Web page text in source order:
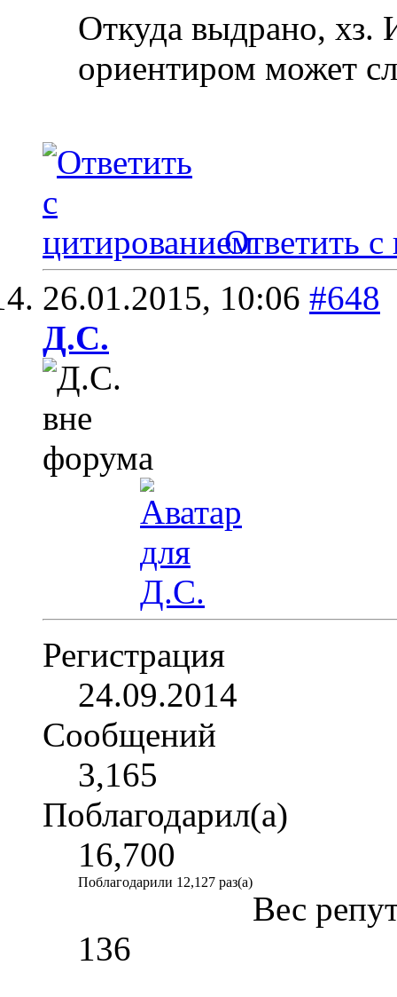
Откуда выдрано, хз.
ориентиром может
Ответить с
26.01.2015, 10:06 #648
Д.С.
Регистрация
24.09.2014
Сообщений
3,165
Поблагодарил(а)
16,700
Поблагодарили 12,127 раз(а)
Вес
136